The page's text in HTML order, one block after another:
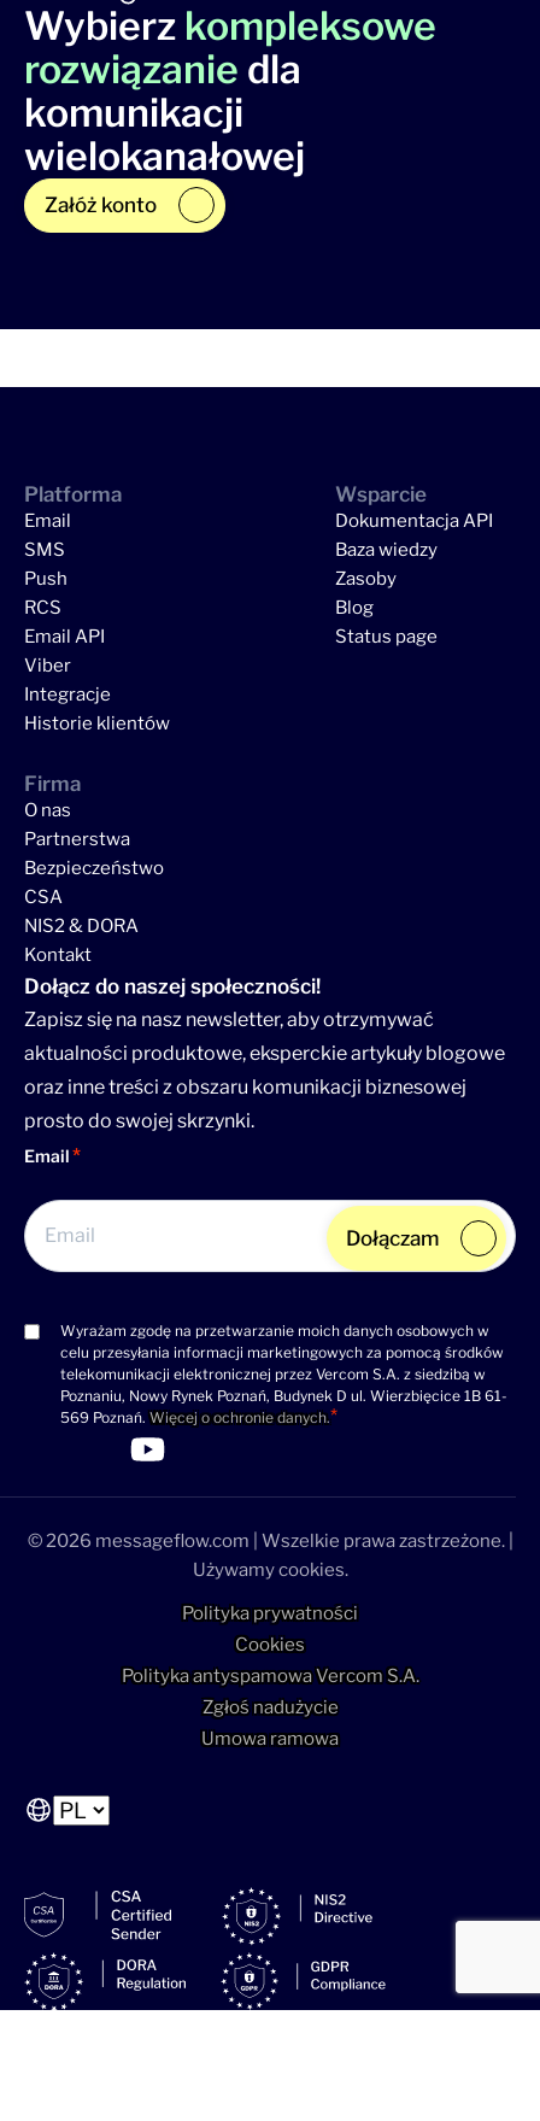
Wybierz kompleksowe
rozwiązanie dla
komunikacji
wielokanałowej
Załóż konto
Platforma
Email
SMS
Push
RCS
Email API
Viber
Integracje
Historie klientów
Wsparcie
Dokumentacja API
Baza wiedzy
Zasoby
Blog
Status page
Firma
O nas
Partnerstwa
Bezpieczeństwo
CSA
NIS2 & DORA
Kontakt
Dołącz do naszej społeczności!
Zapisz się na nasz newsletter, aby otrzymywać
aktualności produktowe, eksperckie artykuły blogowe
oraz inne treści z obszaru komunikacji biznesowej
prosto do swojej skrzynki.
Email
Consent
(wymagane)
Wyrażam zgodę na przetwarzanie moich danych osobowych w
celu przesyłania informacji marketingowych za pomocą środków
telekomunikacji elektronicznej przez Vercom S.A. z siedzibą w
Poznaniu, Nowy Rynek Poznań, Budynek D ul. Wierzbięcice 1B 61-
569 Poznań.Więcej o ochronie danych.
Dołączam
>Link do profilu LinkedIn
>Link do profilu Facebook
>Link do profilu YouTube
>Link do profilu YouTube
© 2026 messageflow.com | Wszelkie prawa zastrzeżone. |
Używamy cookies.
Polityka prywatności
Cookies
Polityka antyspamowa Vercom S.A.
Zgłoś nadużycie
Umowa ramowa